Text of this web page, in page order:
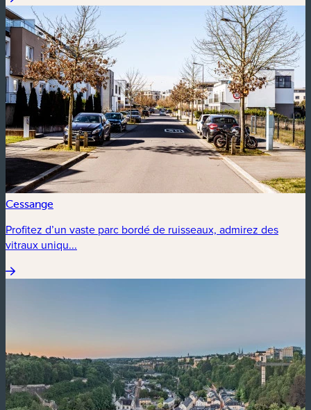
Cessange
Profitez d’un vaste parc bordé de ruisseaux, admirez des
vitraux uniqu...